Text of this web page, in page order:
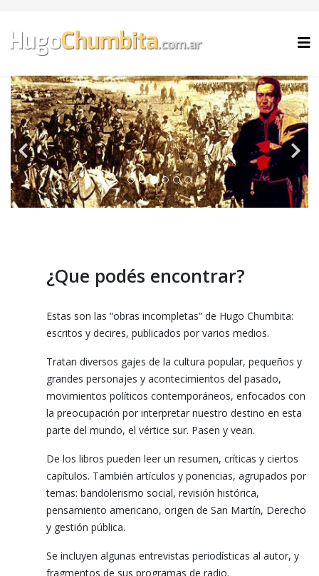
¿Que podés encontrar?
Estas son las “obras incompletas” de Hugo Chumbita:
escritos y decires, publicados por varios medios.
Tratan diversos gajes de la cultura popular, pequeños y
grandes personajes y acontecimientos del pasado,
movimientos políticos contemporáneos, enfocados con
la preocupación por interpretar nuestro destino en esta
parte del mundo, el vértice sur. Pasen y vean.
De los libros pueden leer un resumen, críticas y ciertos
capítulos. También artículos y ponencias, agrupados por
temas: bandolerismo social, revisión histórica,
pensamiento americano, origen de San Martín, Derecho
y gestión pública.
Se incluyen algunas entrevistas periodísticas al autor, y
fragmentos de sus programas de radio.